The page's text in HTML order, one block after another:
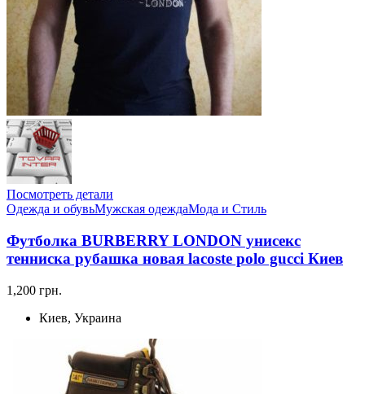
Посмотреть детали
Одежда и обувьМужская одеждаМода и Стиль
Футболка BURBERRY LONDON унисекс
тенниска рубашка новая lacoste polo gucci Киев
1,200 грн.
Киев, Украина